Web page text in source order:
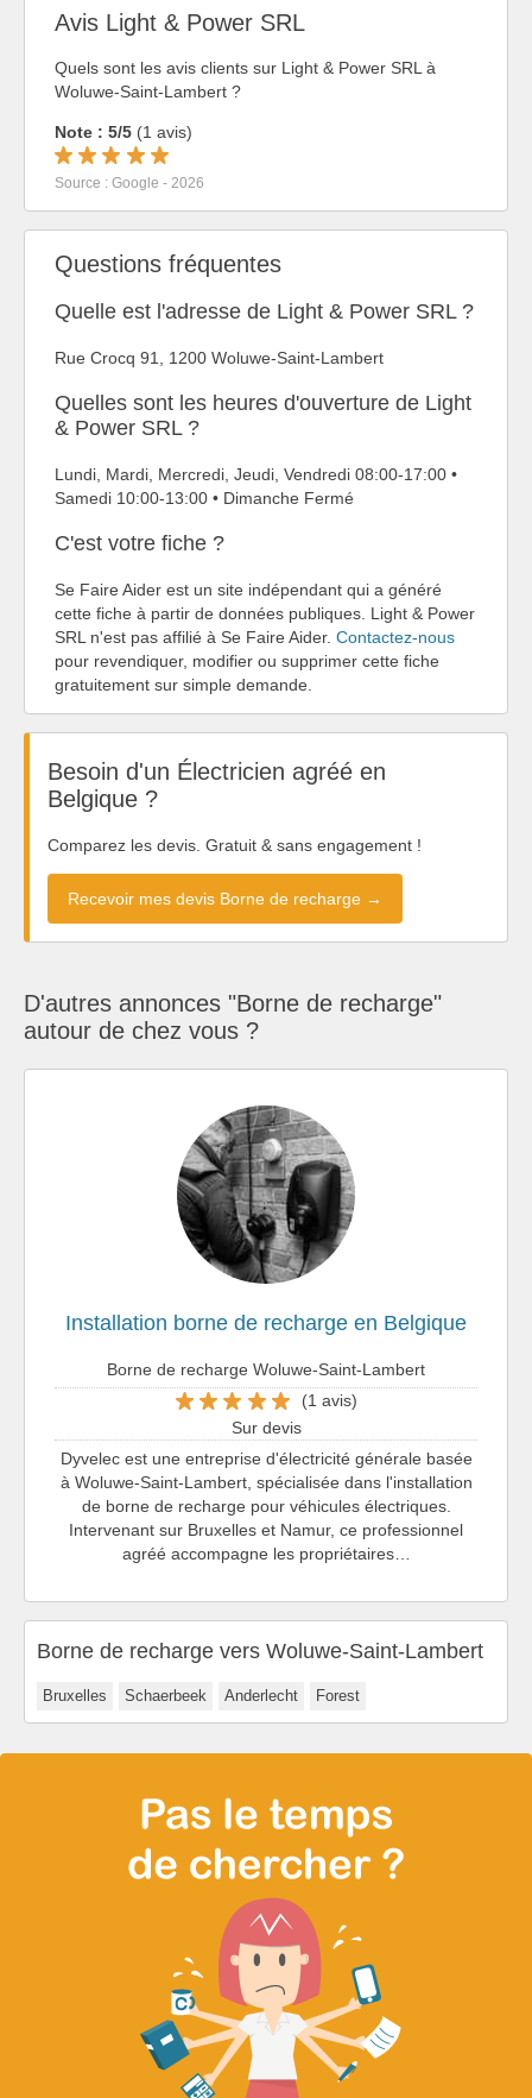
Avis Light & Power SRL
Quels sont les avis clients sur Light & Power SRL à
Woluwe-Saint-Lambert ?
Note : 5/5 (1 avis)
Source : Google - 2026
Questions fréquentes
Quelle est l'adresse de Light & Power SRL ?
Rue Crocq 91, 1200 Woluwe-Saint-Lambert
Quelles sont les heures d'ouverture de Light
& Power SRL ?
Lundi, Mardi, Mercredi, Jeudi, Vendredi 08:00-17:00 •
Samedi 10:00-13:00 • Dimanche Fermé
C'est votre fiche ?
Se Faire Aider est un site indépendant qui a généré
cette fiche à partir de données publiques. Light & Power
SRL n'est pas affilié à Se Faire Aider. Contactez-nous
pour revendiquer, modifier ou supprimer cette fiche
gratuitement sur simple demande.
Besoin d'un Électricien agréé en
Belgique ?
Comparez les devis. Gratuit & sans engagement !
Recevoir mes devis Borne de recharge →
D'autres annonces "Borne de recharge"
autour de chez vous ?
Installation borne de recharge en Belgique
Borne de recharge Woluwe-Saint-Lambert
(1 avis)
Sur devis
Dyvelec est une entreprise d'électricité générale basée
à Woluwe-Saint-Lambert, spécialisée dans l'installation
de borne de recharge pour véhicules électriques.
Intervenant sur Bruxelles et Namur, ce professionnel
agréé accompagne les propriétaires…
Borne de recharge vers Woluwe-Saint-Lambert
Bruxelles Schaerbeek Anderlecht Forest